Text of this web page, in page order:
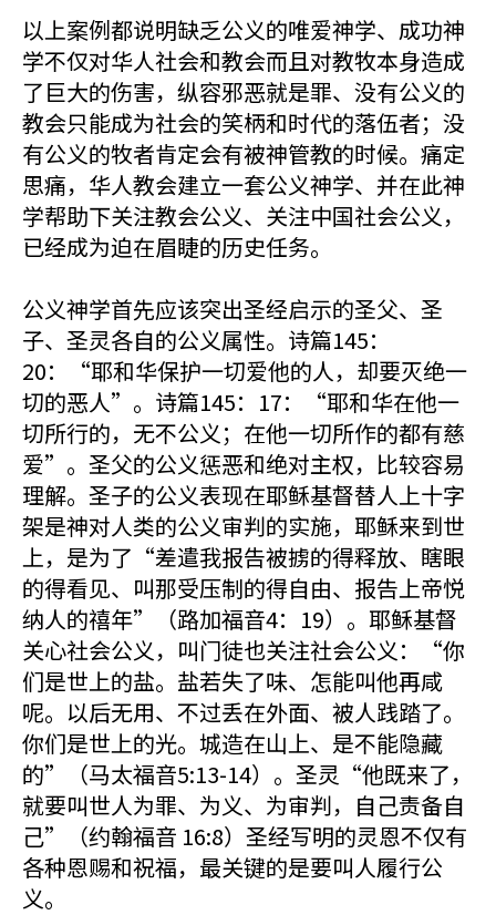
以上案例都说明缺乏公义的唯爱神学、成功神
学不仅对华人社会和教会而且对教牧本身造成
了巨大的伤害，纵容邪恶就是罪、没有公义的
教会只能成为社会的笑柄和时代的落伍者；没
有公义的牧者肯定会有被神管教的时候。痛定
思痛，华人教会建立一套公义神学、并在此神
学帮助下关注教会公义、关注中国社会公义，
已经成为迫在眉睫的历史任务。
公义神学首先应该突出圣经启示的圣父、圣
子、圣灵各自的公义属性。诗篇145：
20：“耶和华保护一切爱他的人，却要灭绝一
切的恶人”。诗篇145：17：“耶和华在他一
切所行的，无不公义；在他一切所作的都有慈
爱”。圣父的公义惩恶和绝对主权，比较容易
理解。圣子的公义表现在耶稣基督替人上十字
架是神对人类的公义审判的实施，耶稣来到世
上，是为了“差遣我报告被掳的得释放、瞎眼
的得看见、叫那受压制的得自由、报告上帝悦
纳人的禧年”（路加福音4：19）。耶稣基督
关心社会公义，叫门徒也关注社会公义：“你
们是世上的盐。盐若失了味、怎能叫他再咸
呢。以后无用、不过丢在外面、被人践踏了。
你们是世上的光。城造在山上、是不能隐藏
的”（马太福音5:13-14）。圣灵“他既来了，
就要叫世人为罪、为义、为审判，自己责备自
己”（约翰福音 16:8）圣经写明的灵恩不仅有
各种恩赐和祝福，最关键的是要叫人履行公
义。